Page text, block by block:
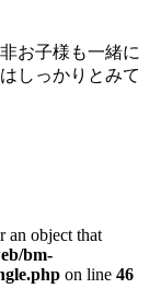
お子様も一緒に
しっかりとみて
an object that
bm-
on line 46